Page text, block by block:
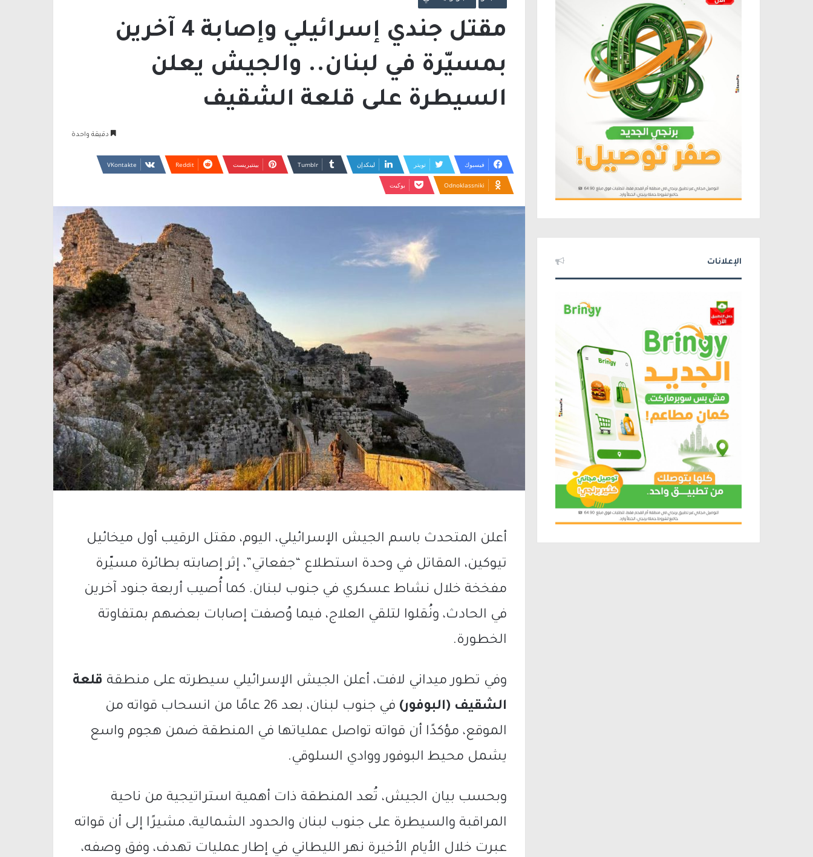
مقتل جندي إسرائيلي وإصابة 4 آخرين
بمسيّرة في لبنان.. والجيش يعلن
السيطرة على قلعة الشقيف
دقيقة واحدة
فيسبوك تويتر لينكدإن بينتيريست
Odnoklassniki بوكيت
أعلن المتحدث باسم الجيش الإسرائيلي، اليوم، مقتل الرقيب أول ميخائيل
تيوكين، المقاتل في وحدة استطلاع “جفعاتي”، إثر إصابته بطائرة مسيّرة
مفخخة خلال نشاط عسكري في جنوب لبنان. كما أُصيب أربعة جنود آخرين
في الحادث، ونُقلوا لتلقي العلاج، فيما وُصفت إصابات بعضهم بمتفاوتة
الخطورة.
وفي تطور ميداني لافت، أعلن الجيش الإسرائيلي سيطرته على منطقة قلعة
الشقيف (البوفور)
في جنوب لبنان، بعد 26 عامًا من انسحاب قواته من
الموقع، مؤكدًا أن قواته تواصل عملياتها في المنطقة ضمن هجوم واسع
يشمل محيط البوفور ووادي السلوقي.
وبحسب بيان الجيش، تُعد المنطقة ذات أهمية استراتيجية من ناحية
المراقبة والسيطرة على جنوب لبنان والحدود الشمالية، مشيرًا إلى أن قواته
عبرت خلال الأيام الأخيرة نهر الليطاني في إطار عمليات تهدف، وفق وصفه،
الإعلانات